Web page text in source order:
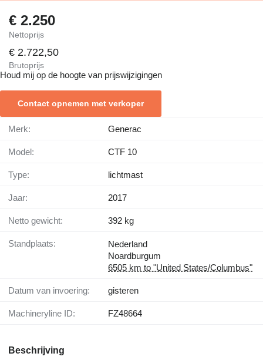
€ 2.250
Nettoprijs
€ 2.722,50
Brutoprijs
Houd mij op de hoogte van prijswijzigingen
Contact opnemen met verkoper
Merk: Generac
Model: CTF 10
Type: lichtmast
Jaar: 2017
Netto gewicht: 392 kg
Standplaats:
Nederland
Noardburgum
6505 km to "United States/Columbus"
Datum van invoering: gisteren
Machineryline ID: FZ48664
Beschrijving